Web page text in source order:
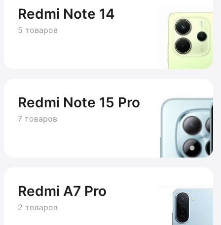
Redmi Note 14
5 товаров
Redmi Note 15 Pro
7 товаров
Redmi A7 Pro
2 товаров